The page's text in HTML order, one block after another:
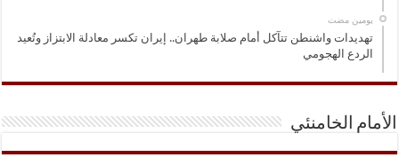
‏يومين مضت
تهديدات واشنطن تتآكل أمام صلابة طهران.. إيران تكسر معادلة الابتزاز وتُعيد
الردع الهجومي
الأمام الخامنئي